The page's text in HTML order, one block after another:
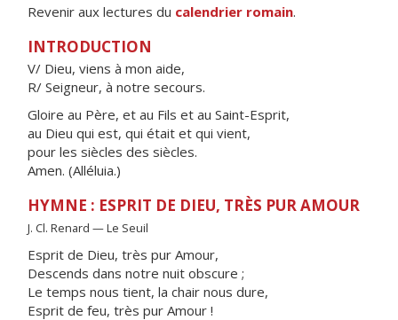
Revenir aux lectures du calendrier romain.
INTRODUCTION
V/ Dieu, viens à mon aide,
R/ Seigneur, à notre secours.
Gloire au Père, et au Fils et au Saint-Esprit,
au Dieu qui est, qui était et qui vient,
pour les siècles des siècles.
Amen. (Alléluia.)
HYMNE : ESPRIT DE DIEU, TRÈS PUR AMOUR
J. Cl. Renard — Le Seuil
Esprit de Dieu, très pur Amour,
Descends dans notre nuit obscure ;
Le temps nous tient, la chair nous dure,
Esprit de feu, très pur Amour !